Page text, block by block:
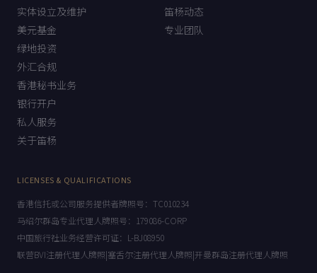
实体设立及维护
美元基金
绿地投资
外汇合规
香港秘书业务
银行开户
私人服务
关于笛杨
笛杨动态
专业团队
LICENSES & QUALIFICATIONS
香港信托或公司服务提供者牌照号：TC010234
马绍尔群岛专业代理人牌照号：179086-CORP
中国旅行社业务经营许可证：L-BJ08950
联营BVI注册代理人牌照|塞舌尔注册代理人牌照|开曼群岛注册代理人牌照